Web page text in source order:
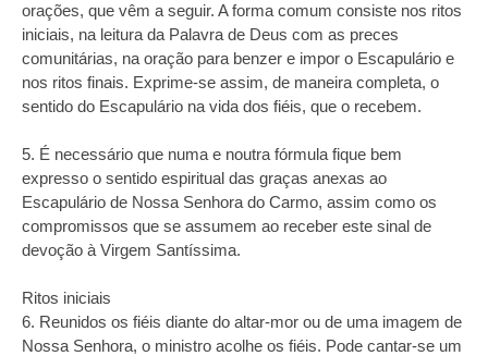
orações, que vêm a seguir. A forma comum consiste nos ritos
iniciais, na leitura da Palavra de Deus com as preces
comunitárias, na oração para benzer e impor o Escapulário e
nos ritos finais. Exprime-se assim, de maneira completa, o
sentido do Escapulário na vida dos fiéis, que o recebem.
5. É necessário que numa e noutra fórmula fique bem
expresso o sentido espiritual das graças anexas ao
Escapulário de Nossa Senhora do Carmo, assim como os
compromissos que se assumem ao receber este sinal de
devoção à Virgem Santíssima.
Ritos iniciais
6. Reunidos os fiéis diante do altar-mor ou de uma imagem de
Nossa Senhora, o ministro acolhe os fiéis. Pode cantar-se um